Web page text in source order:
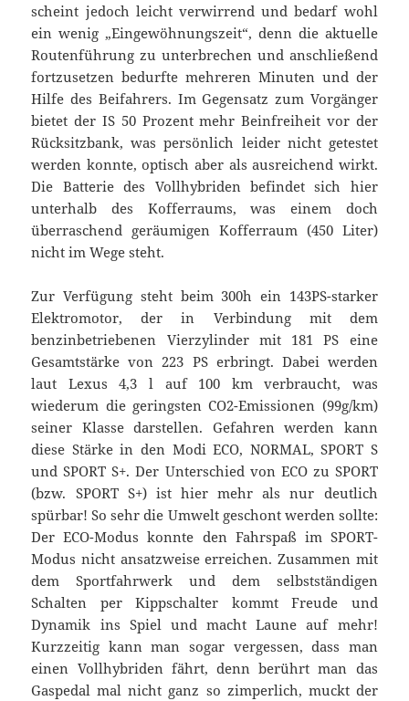
scheint jedoch leicht verwirrend und bedarf wohl
ein wenig „Eingewöhnungszeit“, denn die aktuelle
Routenführung zu unterbrechen und anschließend
fortzusetzen bedurfte mehreren Minuten und der
Hilfe des Beifahrers. Im Gegensatz zum Vorgänger
bietet der IS 50 Prozent mehr Beinfreiheit vor der
Rücksitzbank, was persönlich leider nicht getestet
werden konnte, optisch aber als ausreichend wirkt.
Die Batterie des Vollhybriden befindet sich hier
unterhalb des Kofferraums, was einem doch
überraschend geräumigen Kofferraum (450 Liter)
nicht im Wege steht.
Zur Verfügung steht beim 300h ein 143PS-starker
Elektromotor, der in Verbindung mit dem
benzinbetriebenen Vierzylinder mit 181 PS eine
Gesamtstärke von 223 PS erbringt. Dabei werden
laut Lexus 4,3 l auf 100 km verbraucht, was
wiederum die geringsten CO2-Emissionen (99g/km)
seiner Klasse darstellen. Gefahren werden kann
diese Stärke in den Modi ECO, NORMAL, SPORT S
und SPORT S+. Der Unterschied von ECO zu SPORT
(bzw. SPORT S+) ist hier mehr als nur deutlich
spürbar! So sehr die Umwelt geschont werden sollte:
Der ECO-Modus konnte den Fahrspaß im SPORT-
Modus nicht ansatzweise erreichen. Zusammen mit
dem Sportfahrwerk und dem selbstständigen
Schalten per Kippschalter kommt Freude und
Dynamik ins Spiel und macht Laune auf mehr!
Kurzzeitig kann man sogar vergessen, dass man
einen Vollhybriden fährt, denn berührt man das
Gaspedal mal nicht ganz so zimperlich, muckt der